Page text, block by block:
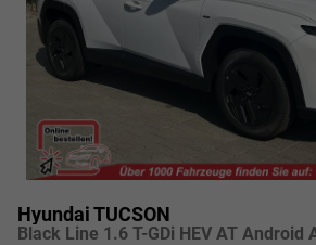
Hyundai TUCSON